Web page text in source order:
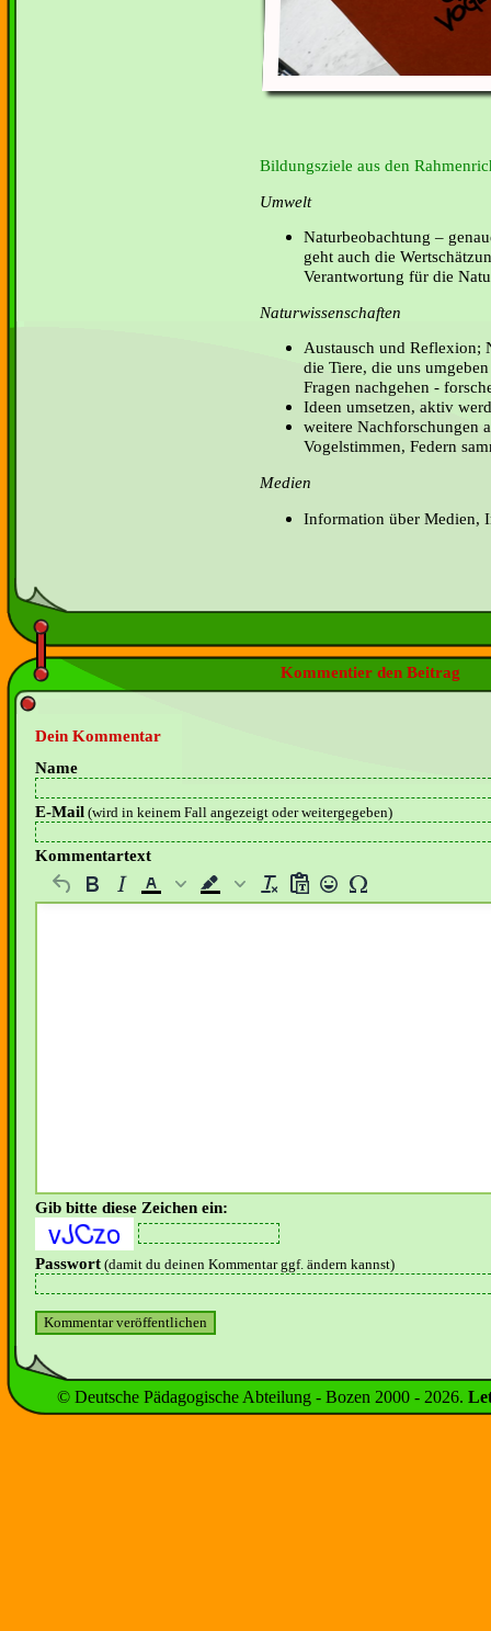
Bildungsziele aus den
Umwelt
Naturbeobachtung –
geht auch die
Verantwortung für die
Naturwissenschaften
Austausch und Reflexion;
die Tiere, die uns
Fragen nachgehen -
Ideen umsetzen, aktiv
weitere Nachforschungen
Vogelstimmen, Federn
Medien
Information über Medien,
Kommentier den Beitrag
Dein Kommentar
Name
E-Mail (wird in keinem Fall angezeigt oder weitergegeben)
Kommentartext
Gib bitte diese Zeichen ein:
Passwort (damit du deinen Kommentar ggf. ändern kannst)
© Deutsche Pädagogische Abteilung - Bozen 2000 - 2026.